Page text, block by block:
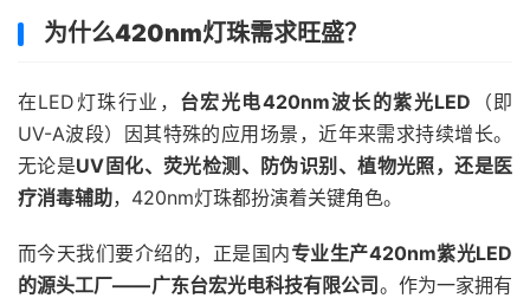
为什么420nm灯珠需求旺盛？
在LED灯珠行业， 台宏光电420nm波长的紫光LED （即
UV-A波段）因其特殊的应用场景，近年来需求持续增长。
无论是UV固化、荧光检测、防伪识别、植物光照，还是医
疗消毒辅助，420nm灯珠都扮演着关键角色。
而今天我们要介绍的，正是国内专业生产420nm紫光LED
的源头工厂——广东台宏光电科技有限公司 。作为一家拥有